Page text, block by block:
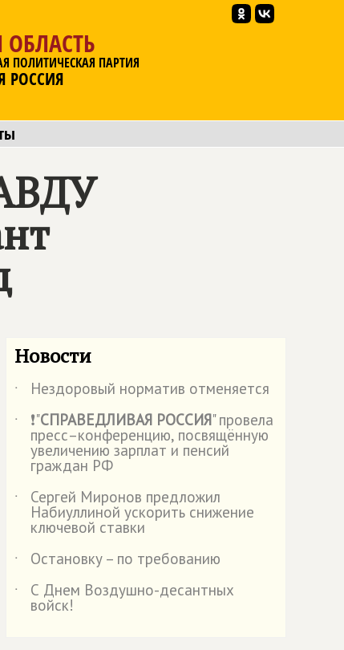
ПОЛИТИЧЕСКАЯ ПАРТИЯ
РОССИЯ
Новости
˙
Нездоровый норматив отменяется
˙
❗"СПРАВЕДЛИВАЯ РОССИЯ" провела
пресс–конференцию, посвящённую
увеличению зарплат и пенсий
граждан РФ
˙
Сергей Миронов предложил
Набиуллиной ускорить снижение
ключевой ставки
˙
Остановку – по требованию
˙
С Днем Воздушно-десантных
войск!